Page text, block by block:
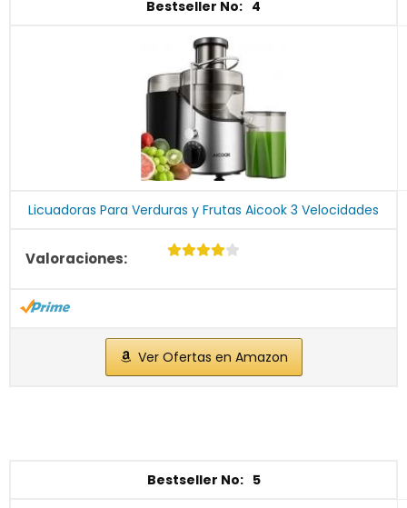
4
Licuadoras Para Verduras y Frutas Aicook 3 Velocidades
Ver Ofertas en Amazon
5